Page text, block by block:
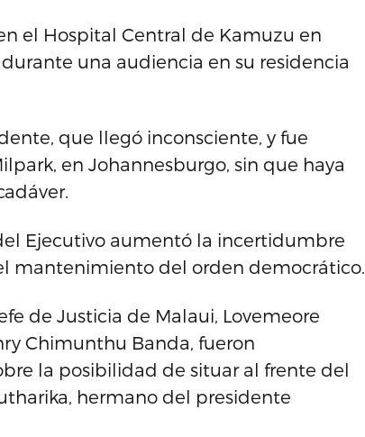
el Hospital Central de Kamuzu en
una audiencia en su residencia
que llegó inconsciente, y fue
en Johannesburgo, sin que haya
Ejecutivo aumentó la incertidumbre
mantenimiento del orden democrático.
de Justicia de Malaui, Lovemeore
Chimunthu Banda, fueron
la posibilidad de situar al frente del
hermano del presidente